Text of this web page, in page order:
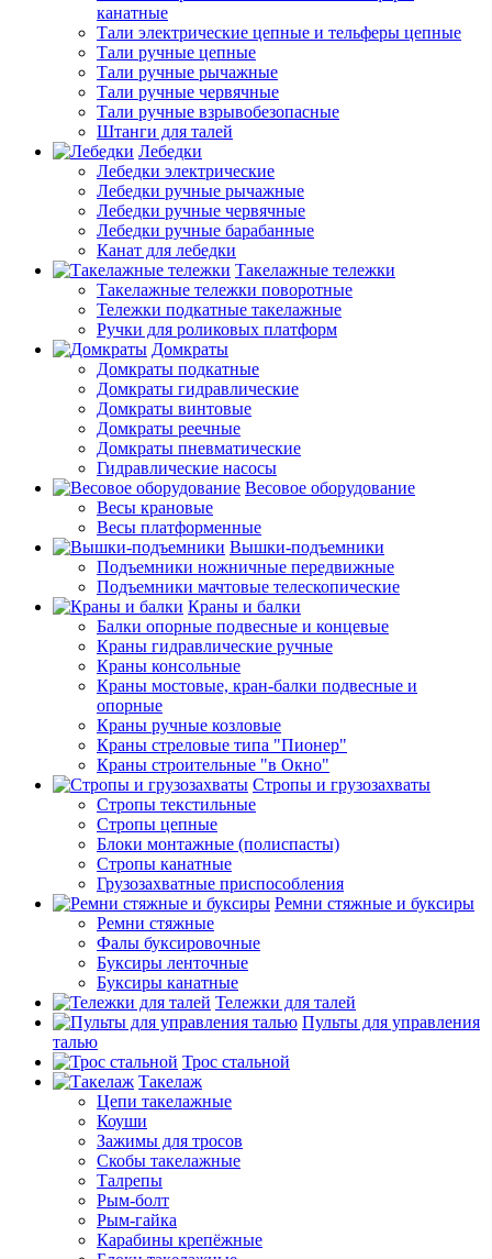
канатные
Тали электрические цепные и тельферы цепные
Тали ручные цепные
Тали ручные рычажные
Тали ручные червячные
Тали ручные взрывобезопасные
Штанги для талей
Лебедки
Лебедки электрические
Лебедки ручные рычажные
Лебедки ручные червячные
Лебедки ручные барабанные
Канат для лебедки
Такелажные тележки
Такелажные тележки поворотные
Тележки подкатные такелажные
Ручки для роликовых платформ
Домкраты
Домкраты подкатные
Домкраты гидравлические
Домкраты винтовые
Домкраты реечные
Домкраты пневматические
Гидравлические насосы
Весовое оборудование
Весы крановые
Весы платформенные
Вышки-подъемники
Подъемники ножничные передвижные
Подъемники мачтовые телескопические
Краны и балки
Балки опорные подвесные и концевые
Краны гидравлические ручные
Краны консольные
Краны мостовые, кран-балки подвесные и
опорные
Краны ручные козловые
Краны стреловые типа "Пионер"
Краны строительные "в Окно"
Стропы и грузозахваты
Стропы текстильные
Стропы цепные
Блоки монтажные (полиспасты)
Стропы канатные
Грузозахватные приспособления
Ремни стяжные и буксиры
Ремни стяжные
Фалы буксировочные
Буксиры ленточные
Буксиры канатные
Тележки для талей
Пульты для управления
талью
Трос стальной
Такелаж
Цепи такелажные
Коуши
Зажимы для тросов
Скобы такелажные
Талрепы
Рым-болт
Рым-гайка
Карабины крепёжные